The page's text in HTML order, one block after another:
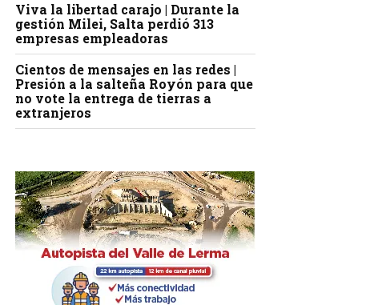
Viva la libertad carajo | Durante la
gestión Milei, Salta perdió 313
empresas empleadoras
Cientos de mensajes en las redes |
Presión a la salteña Royón para que
no vote la entrega de tierras a
extranjeros